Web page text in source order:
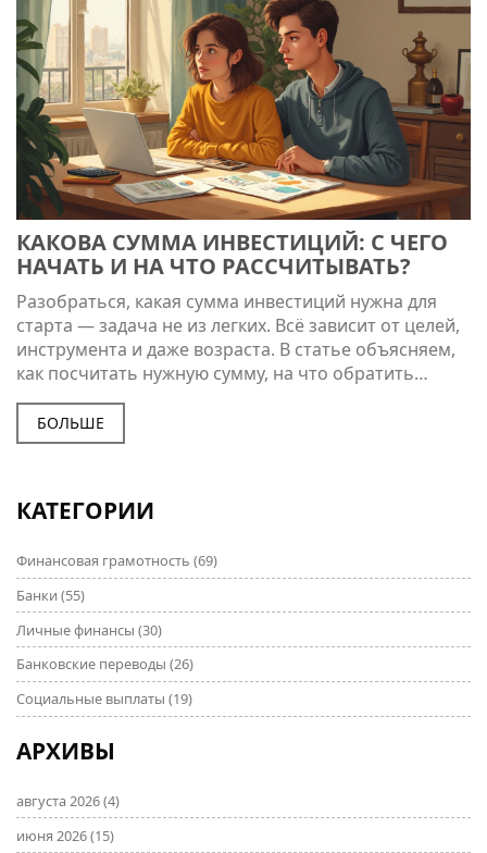
КАКОВА СУММА ИНВЕСТИЦИЙ: С ЧЕГО
НАЧАТЬ И НА ЧТО РАССЧИТЫВАТЬ?
Разобраться, какая сумма инвестиций нужна для
старта — задача не из легких. Всё зависит от целей,
инструмента и даже возраста. В статье объясняем,
как посчитать нужную сумму, на что обратить
внимание и почему неважно, если ваш стартовый
капитал пока невелик. Даем советы на реальных
примерах и рассказываем, с какими ошибками
БОЛЬШЕ
КАТЕГОРИИ
Финансовая грамотность (69)
Банки (55)
Личные финансы (30)
Банковские переводы (26)
Социальные выплаты (19)
АРХИВЫ
августа 2026(4)
июня 2026(15)